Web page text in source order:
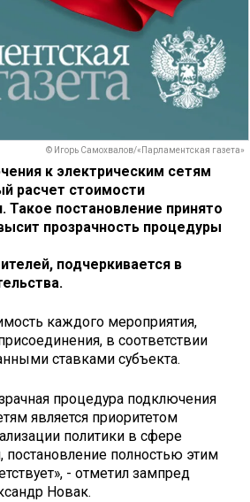
© Игорь Самохвалов/«Парламентская газета»
к электрическим сетям
расчет стоимости
Такое постановление принято
прозрачность процедуры
подчеркивается в
каждого мероприятия,
в соответствии
ставками субъекта.
процедура подключения
является приоритетом
политики в сфере
постановление полностью этим
- отметил зампред
Новак.